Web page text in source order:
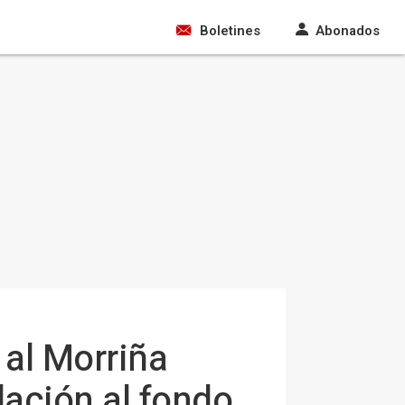
Boletines Abonados
Morriña